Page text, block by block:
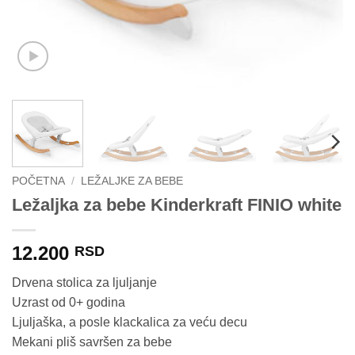
POČETNA / LEŽALJKE ZA BEBE
Ležaljka za bebe Kinderkraft FINIO white
12.200 RSD
Drvena stolica za ljuljanje
Uzrast od 0+ godina
Ljuljaška, a posle klackalica za veću decu
Mekani pliš savršen za bebe